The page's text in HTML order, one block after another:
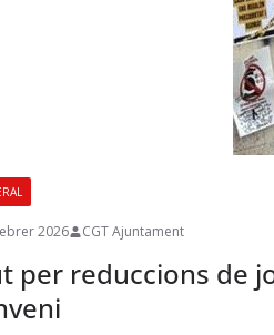
2026 CGT Ajuntament
per reduccions de